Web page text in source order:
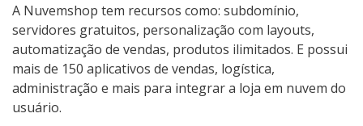
A Nuvemshop tem recursos como: subdomínio,
servidores gratuitos, personalização com layouts,
automatização de vendas, produtos ilimitados. E possui
mais de 150 aplicativos de vendas, logística,
administração e mais para integrar a loja em nuvem do
usuário.